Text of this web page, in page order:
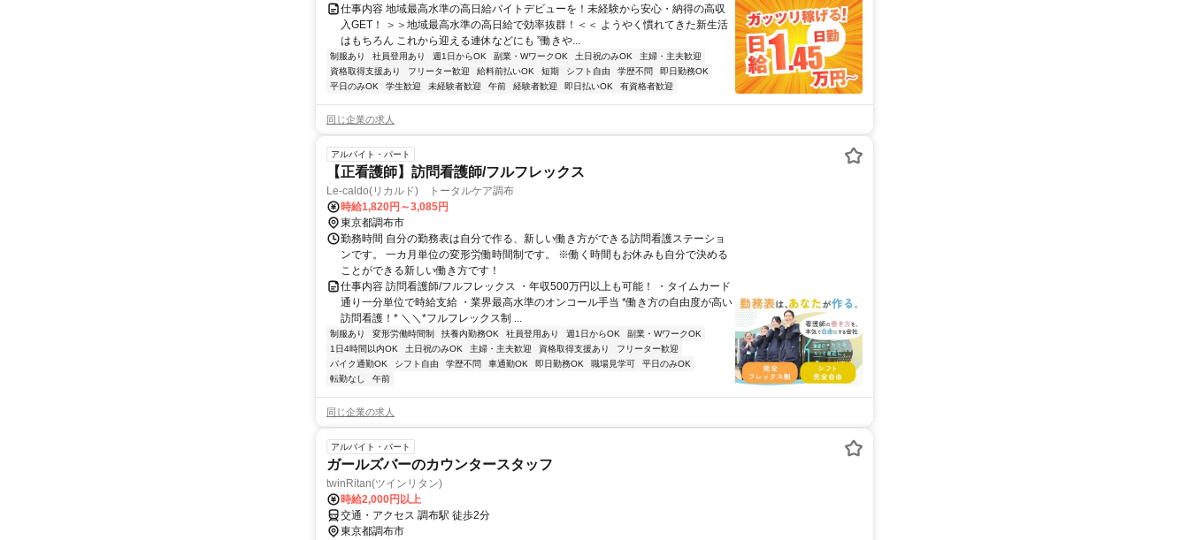
仕事内容 地域最高水準の高日給バイトデビューを！未経験から安心・納得の高収
入GET！ ＞＞地域最高水準の高日給で効率抜群！＜＜ ようやく慣れてきた新生活
はもちろん これから迎える連休などにも ”働きや...
制服あり 社員登用あり 週1日からOK 副業・WワークOK 土日祝のみOK
主婦・主夫歓迎
資格取得支援あり
フリーター歓迎 給料前払いOK 短期 シフト自由 学歴不問
即日勤務OK
平日のみOK
学生歓迎 未経験者歓迎 午前 経験者歓迎 即日払いOK 有資格者歓迎
同じ企業の求人
アルバイト・パート
【正看護師】訪問看護師/フルフレックス
Le-caldo(リカルド) トータルケア調布
時給1,820円～3,085円
東京都調布市
勤務時間 自分の勤務表は自分で作る、新しい働き方ができる訪問看護ステーショ
ンです。 一カ月単位の変形労働時間制です。 ※働く時間もお休みも自分で決める
ことができる新しい働き方です！
仕事内容 訪問看護師/フルフレックス ・年収500万円以上も可能！ ・タイムカード
通り一分単位で時給支給 ・業界最高水準のオンコール手当 *働き方の自由度が高い
訪問看護！* ＼＼*フルフレックス制 ...
制服あり 変形労働時間制 扶養内勤務OK 社員登用あり 週1日からOK
副業・WワークOK
1日4時間以内OK
土日祝のみOK 主婦・主夫歓迎 資格取得支援あり
フリーター歓迎
バイク通勤OK
シフト自由 学歴不問 車通勤OK 即日勤務OK 職場見学可
平日のみOK
転勤なし
午前
同じ企業の求人
アルバイト・パート
ガールズバーのカウンタースタッフ
twinRitan(ツインリタン)
時給2,000円以上
交通・アクセス 調布駅 徒歩2分
東京都調布市